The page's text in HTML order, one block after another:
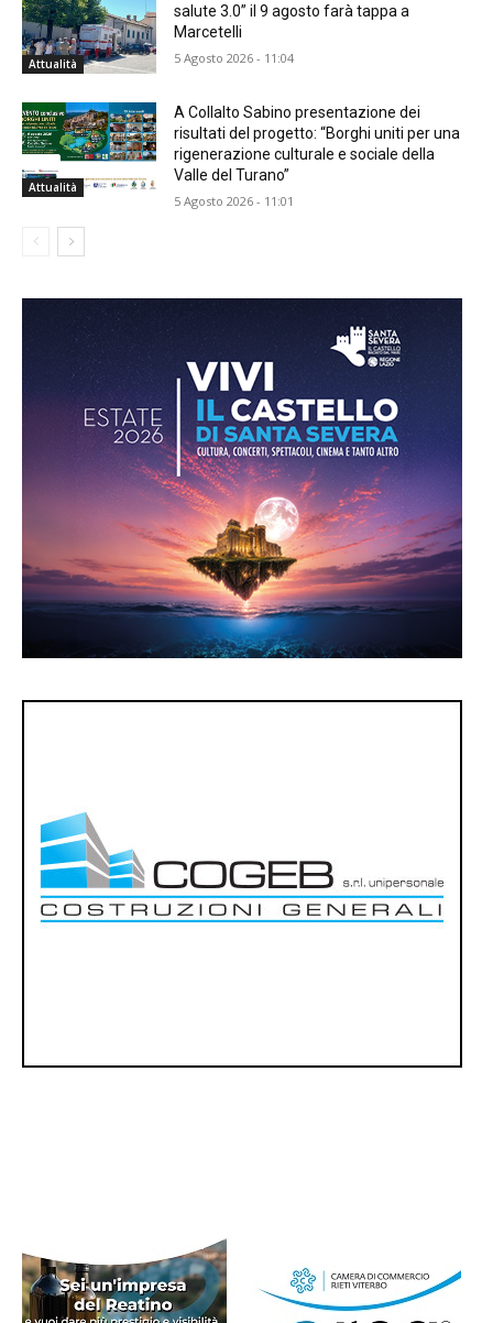
Attualità
salute 3.0” il 9 agosto farà tappa a
Marcetelli
5 Agosto 2026 - 11:04
Attualità
A Collalto Sabino presentazione dei
risultati del progetto: “Borghi uniti per una
rigenerazione culturale e sociale della
Valle del Turano”
5 Agosto 2026 - 11:01